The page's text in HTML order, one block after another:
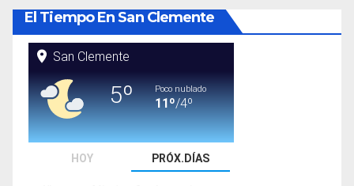
El Tiempo En San Clemente